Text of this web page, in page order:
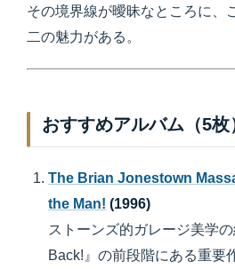
その境界線が曖昧なところに、
二の魅力がある。
おすすめアルバム（5枚
The Brian Jonestown
the Man! (1996)
ストーンズ的ガレージ美学
Back!』の前段階にある重要